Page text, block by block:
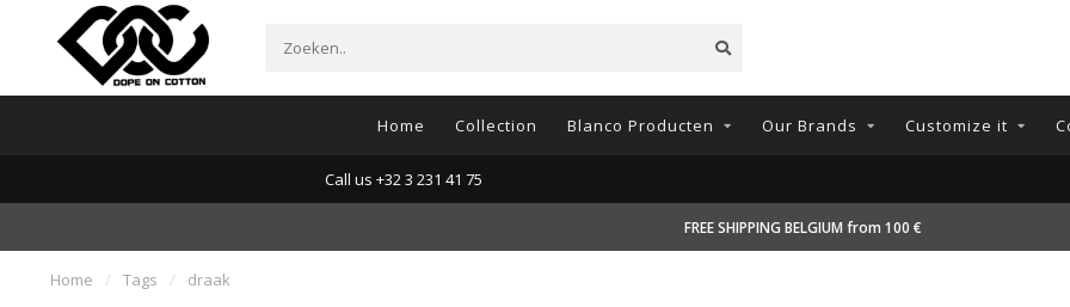
Home Collection Blanco Producten Our Brands Customize it
Call us +32 3 231 41 75
FREE SHIPPING BELGIUM from 100 €
Home / Tags / draak